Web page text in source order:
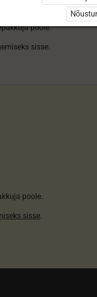
poole.
sisse.
poole.
sisse.